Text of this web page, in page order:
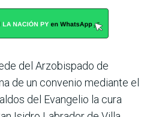
del Arzobispado de
de un convenio mediante el
del Evangelio la cura